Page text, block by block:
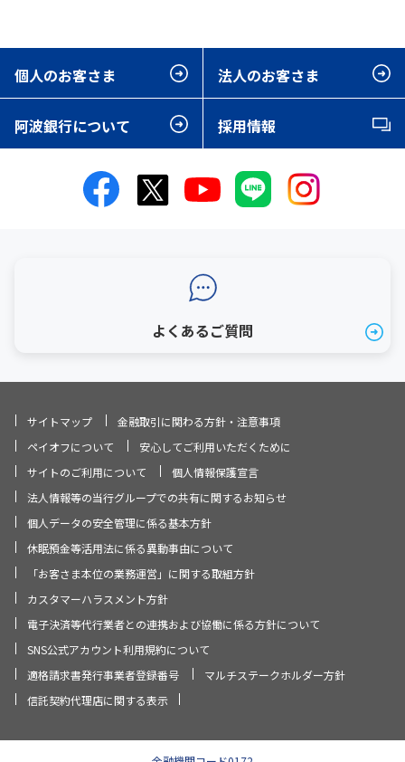
個人のお客さま 法人のお客さま
阿波銀行について 採用情報
よくあるご質問
サイトマップ
金融取引に関わる方針・注意事項
ペイオフについて
安心してご利用いただくために
サイトのご利用について
個人情報保護宣言
法人情報等の当行グループでの共有に関するお知らせ
個人データの安全管理に係る基本方針
休眠預金等活用法に係る異動事由について
「お客さま本位の業務運営」に関する取組方針
カスタマーハラスメント方針
電子決済等代行業者との連携および協働に係る方針について
SNS公式アカウント利用規約について
適格請求書発行事業者登録番号
マルチステークホルダー方針
信託契約代理店に関する表示